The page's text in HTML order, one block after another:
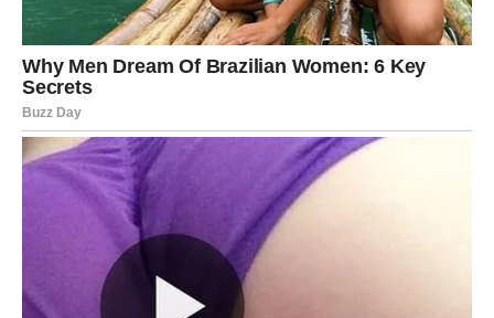
očekivanja.
Ono što vas čeka nije prolazna sreća, već početak jednog
izuzetnog životnog poglavlja u kojem ćete imati mnogo
razloga za zadovoljstvo, ponos i iskrenu radost.